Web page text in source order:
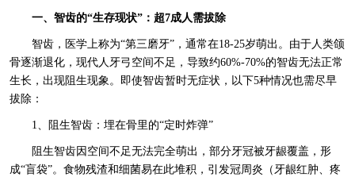
一、智齿的“生存现状”：超7成人需拔除
智齿，医学上称为“第三磨牙”，通常在18-25岁萌出。由于人类颌
骨逐渐退化，现代人牙弓空间不足，导致约60%-70%的智齿无法正常
生长，出现阻生现象。即使智齿暂时无症状，以下5种情况也需尽早
拔除：
1、阻生智齿：埋在骨里的“定时炸弹”
阻生智齿因空间不足无法完全萌出，部分牙冠被牙龈覆盖，形
成“盲袋”。食物残渣和细菌易在此堆积，引发冠周炎（牙龈红肿、疼